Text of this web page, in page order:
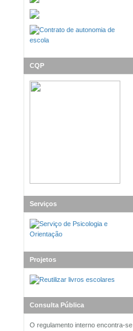
CQP
Serviços
Projetos
Consulta Pública
O regulamento interno encontra-se